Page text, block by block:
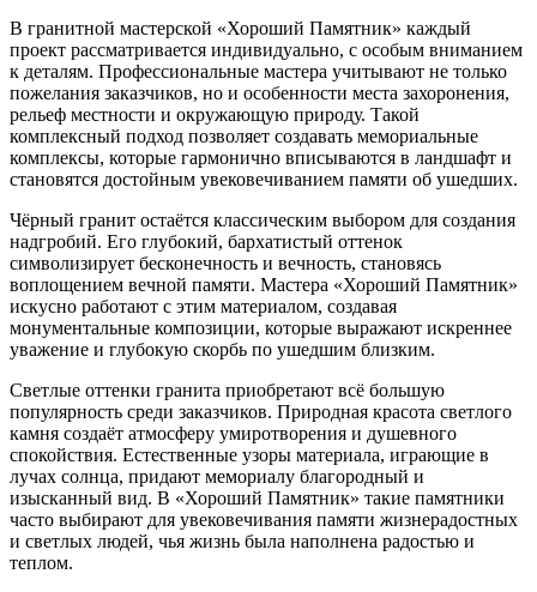
В гранитной мастерской «Хороший Памятник» каждый
проект рассматривается индивидуально, с особым вниманием
к деталям. Профессиональные мастера учитывают не только
пожелания заказчиков, но и особенности места захоронения,
рельеф местности и окружающую природу. Такой
комплексный подход позволяет создавать мемориальные
комплексы, которые гармонично вписываются в ландшафт и
становятся достойным увековечиванием памяти об ушедших.
Чёрный гранит остаётся классическим выбором для создания
надгробий. Его глубокий, бархатистый оттенок
символизирует бесконечность и вечность, становясь
воплощением вечной памяти. Мастера «Хороший Памятник»
искусно работают с этим материалом, создавая
монументальные композиции, которые выражают искреннее
уважение и глубокую скорбь по ушедшим близким.
Светлые оттенки гранита приобретают всё большую
популярность среди заказчиков. Природная красота светлого
камня создаёт атмосферу умиротворения и душевного
спокойствия. Естественные узоры материала, играющие в
лучах солнца, придают мемориалу благородный и
изысканный вид. В «Хороший Памятник» такие памятники
часто выбирают для увековечивания памяти жизнерадостных
и светлых людей, чья жизнь была наполнена радостью и
теплом.